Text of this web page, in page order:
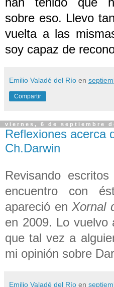
sobre eso. Llevo
vuelta a las
soy capaz de
Emilio Valadé del Río en
Compartir
viernes, 6 de septiembre
Reflexiones acerca
Ch.Darwin
Revisando
encuentro con
apareció en Xornal
en 2009. Lo vuelvo
que tal vez a
mi opinión sobre
Emilio Valadé del Río en